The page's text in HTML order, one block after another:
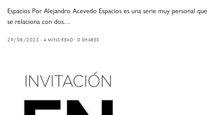
Espacios Por Alejandro Acevedo Espacios es una serie muy personal que
se relaciona con dos…
29/08/2023 4 MINS READ 0 SHARES